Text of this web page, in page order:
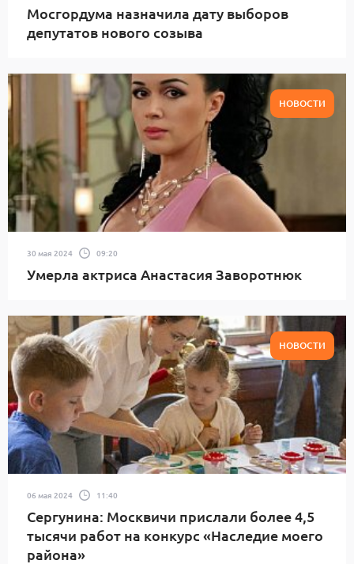
Мосгордума назначила дату выборов
депутатов нового созыва
НОВОСТИ
30 мая 2024 09:20
Умерла актриса Анастасия Заворотнюк
НОВОСТИ
06 мая 2024 11:40
Сергунина: Москвичи прислали более 4,5
тысячи работ на конкурс «Наследие моего
района»